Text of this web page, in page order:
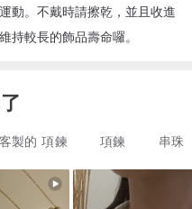
動。不戴時請擦乾，並且收進
持較長的飾品壽命囉。
製的 項鍊 項鍊 串珠